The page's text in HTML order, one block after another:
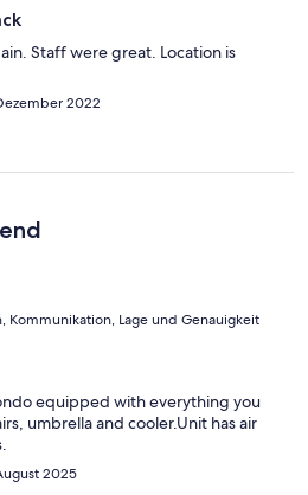
Staff were great. Location is
2022
Kommunikation, Lage und Genauigkeit
equipped with everything you
umbrella and cooler.Unit has air
2025